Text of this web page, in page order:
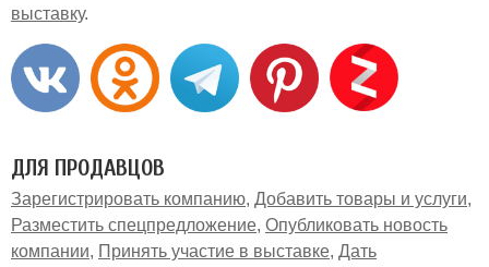
выставку
ДЛЯ ПРОДАВЦОВ
Зарегистрировать компанию Добавить товары и услуги
Разместить спецпредложение Опубликовать новость
компании
Принять участие в выставке Дать